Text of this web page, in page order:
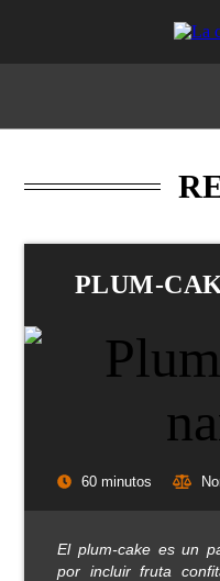
PLUM-
60 minutos
El plum-cake es un
por incluir fruta